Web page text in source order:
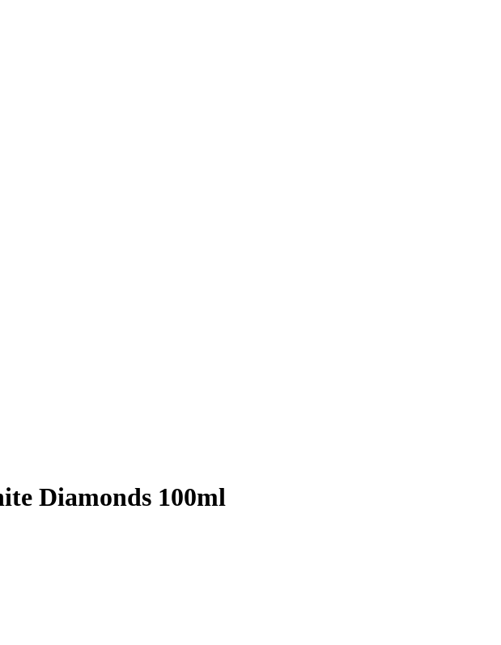
Diamonds 100ml